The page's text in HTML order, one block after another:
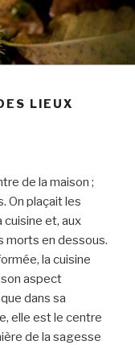
LIEUX
de la maison ;
On plaçait les
cuisine et, aux
morts en dessous.
la cuisine
son aspect
dans sa
elle est le centre
de la sagesse